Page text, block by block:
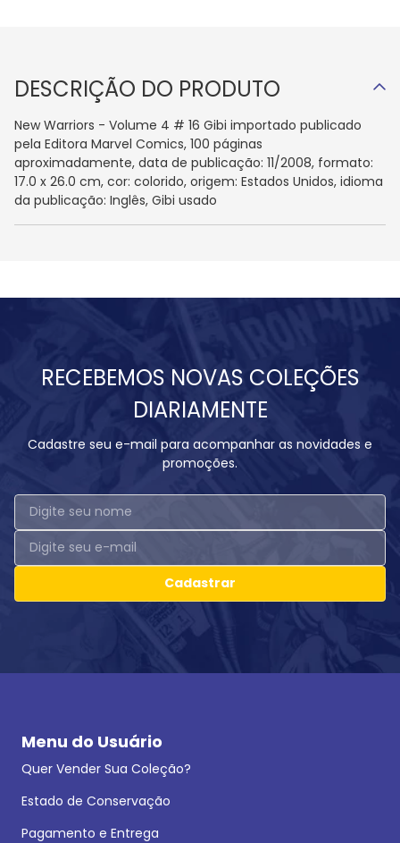
DESCRIÇÃO DO PRODUTO
New Warriors - Volume 4 # 16 Gibi importado publicado
pela Editora Marvel Comics, 100 páginas
aproximadamente, data de publicação: 11/2008, formato:
17.0 x 26.0 cm, cor: colorido, origem: Estados Unidos, idioma
da publicação: Inglês, Gibi usado
RECEBEMOS NOVAS COLEÇÕES
DIARIAMENTE
Cadastre seu e-mail para acompanhar as novidades e
promoções.
Cadastrar
Menu do Usuário
Quer Vender Sua Coleção?
Estado de Conservação
Pagamento e Entrega